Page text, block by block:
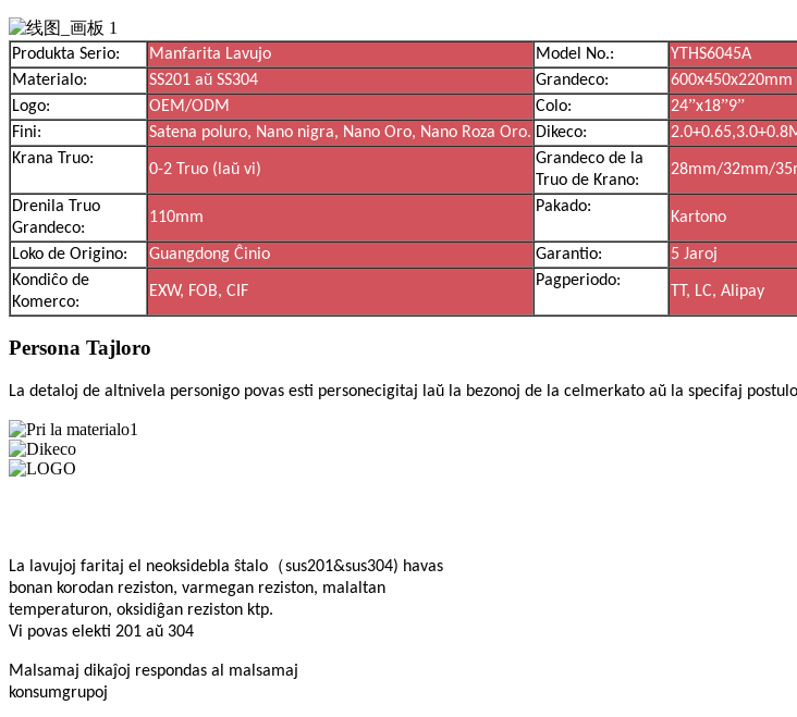
Produkta Serio: Manfarita Lavujo Model No.:
YTHS6045A
Materialo:
SS201 aŭ SS304 Grandeco:
600x450x220mm
Logo:
OEM/ODM Colo: 24”x18”9”
Fini: Satena poluro, Nano nigra, Nano Oro, Nano Roza Oro. Dikeco:
Krana Truo:
0-2 Truo (laŭ vi)
Grandeco de la
Truo de Krano:
28mm/32mm/
Drenila Truo
Grandeco:
110mm
Pakado:
Kartono
Loko de Origino: Guangdong Ĉinio Garantio:
5 Jaroj
Kondiĉo de
Komerco:
EXW, FOB, CIF
Pagperiodo:
TT, LC, Alipay
Persona Tajloro
La detaloj de altnivela personigo povas esti personecigitaj laŭ la bezonoj de la celmerkato aŭ la specifaj
La lavujoj faritaj el neoksidebla ŝtalo （sus201&sus304) havas
bonan korodan reziston, varmegan reziston, malaltan
temperaturon, oksidiĝan reziston ktp.
Vi povas elekti 201 aŭ 304
Malsamaj dikaĵoj respondas al malsamaj
konsumgrupoj